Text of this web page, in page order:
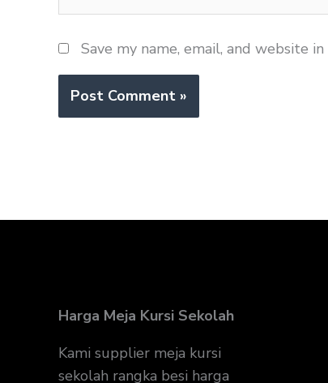
Save my name, email, and website
Harga Meja Kursi Sekolah
Kami supplier meja kursi
sekolah rangka besi harga